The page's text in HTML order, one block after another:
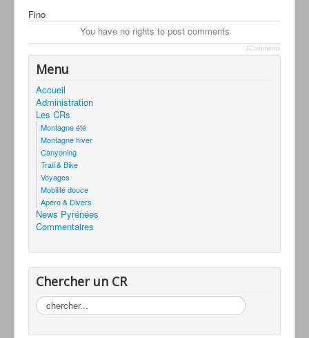
Fino
You have no rights to post comments
JComments
Menu
Accueil
Administration
Les CRs
Montagne été
Montagne hiver
Canyoning
Trail & Bike
Voyages
Mobilité douce
Apéro & Divers
News Pyrénées
Commentaires
Chercher un CR
Rechercher